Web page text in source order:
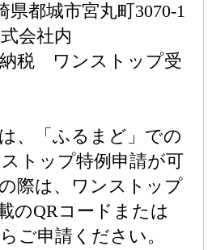
都城市宮丸町3070-1
会社内
税 ワンストップ受
、「ふるまど」での
トップ特例申請が可
際は、ワンストップ
のQRコードまたは
ご申請ください。